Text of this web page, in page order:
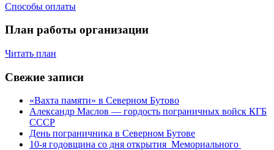
Способы оплаты
План работы организации
Читать план
Свежие записи
«Вахта памяти» в Северном Бутово
Александр Маслов — гордость пограничных войск КГБ
СССР
День пограничника в Северном Бутове
10-я годовщина со дня открытия Мемориального